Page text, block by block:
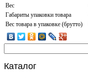
Вес
Габариты упаковки товара
Вес товара в упаковке (брутто)
Каталог